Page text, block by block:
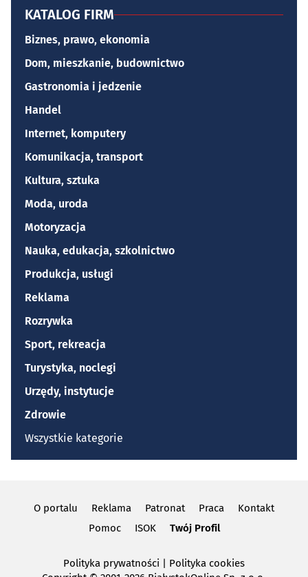
KATALOG FIRM
Biznes, prawo, ekonomia
Dom, mieszkanie, budownictwo
Gastronomia i jedzenie
Handel
Internet, komputery
Komunikacja, transport
Kultura, sztuka
Moda, uroda
Motoryzacja
Nauka, edukacja, szkolnictwo
Produkcja, usługi
Reklama
Rozrywka
Sport, rekreacja
Turystyka, noclegi
Urzędy, instytucje
Zdrowie
Wszystkie kategorie
O portalu Reklama Patronat Praca
Kontakt
Pomoc
ISOK Twój Profil
Polityka prywatności
Polityka cookies